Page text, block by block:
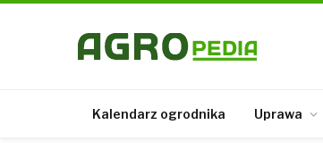
Kalendarz ogrodnika Uprawa